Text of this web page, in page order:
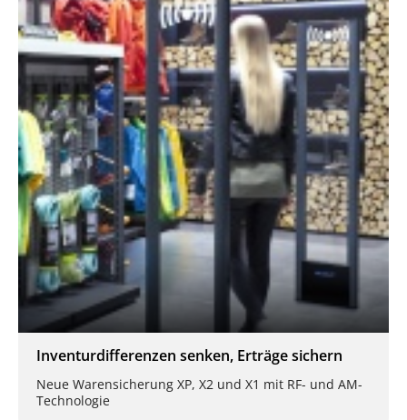
Inventurdifferenzen senken, Erträge sichern
Neue Warensicherung XP, X2 und X1 mit RF- und AM-
Technologie